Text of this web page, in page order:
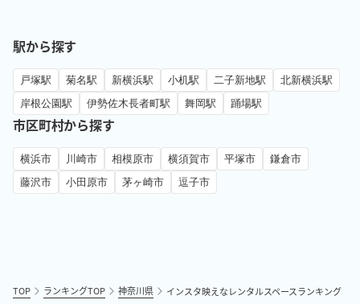
駅から探す
戸塚駅 菊名駅 新横浜駅 小机駅 二子新地駅
北新横浜駅
岸根公園駅
伊勢佐木長者町駅 舞岡駅 踊場駅
市区町村から探す
横浜市 川崎市 相模原市 横須賀市 平塚市
鎌倉市
藤沢市
小田原市 茅ヶ崎市 逗子市
TOP ランキングTOP 神奈川県 インスタ映えなレンタルスペースランキング